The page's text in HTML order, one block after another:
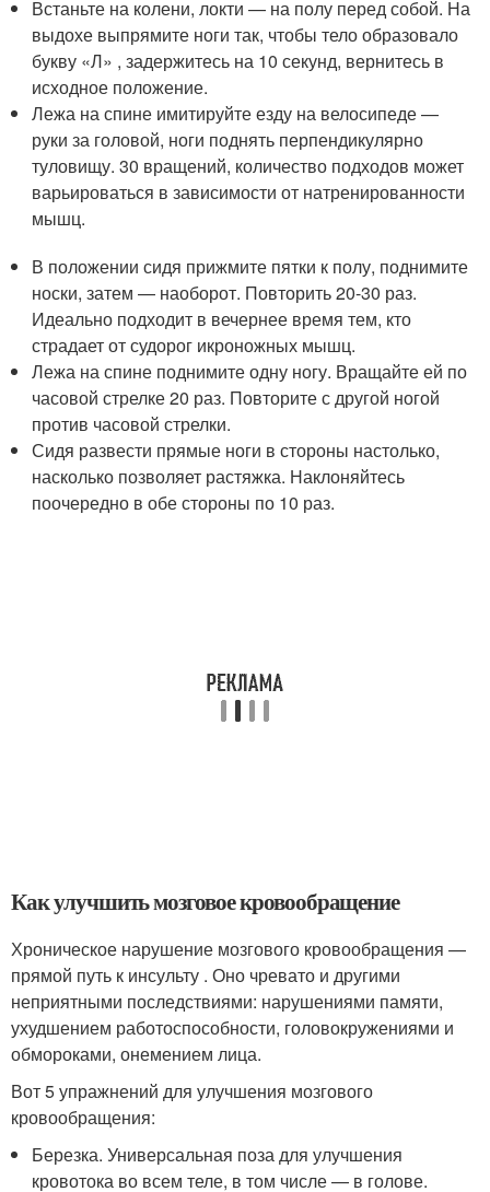
Встаньте на колени, локти — на полу перед собой. На
выдохе выпрямите ноги так, чтобы тело образовало
букву «Л» , задержитесь на 10 секунд, вернитесь в
исходное положение.
Лежа на спине имитируйте езду на велосипеде —
руки за головой, ноги поднять перпендикулярно
туловищу. 30 вращений, количество подходов может
варьироваться в зависимости от натренированности
мышц.
В положении сидя прижмите пятки к полу, поднимите
носки, затем — наоборот. Повторить 20-30 раз.
Идеально подходит в вечернее время тем, кто
страдает от судорог икроножных мышц.
Лежа на спине поднимите одну ногу. Вращайте ей по
часовой стрелке 20 раз. Повторите с другой ногой
против часовой стрелки.
Сидя развести прямые ноги в стороны настолько,
насколько позволяет растяжка. Наклоняйтесь
поочередно в обе стороны по 10 раз.
Как улучшить мозговое кровообращение
Хроническое нарушение мозгового кровообращения —
прямой путь к инсульту . Оно чревато и другими
неприятными последствиями: нарушениями памяти,
ухудшением работоспособности, головокружениями и
обмороками, онемением лица.
Вот 5 упражнений для улучшения мозгового
кровообращения:
Березка. Универсальная поза для улучшения
кровотока во всем теле, в том числе — в голове.